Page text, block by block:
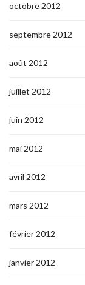
octobre 2012
septembre 2012
août 2012
juillet 2012
juin 2012
mai 2012
avril 2012
mars 2012
février 2012
janvier 2012